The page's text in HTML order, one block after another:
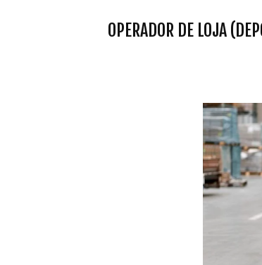
OPERADOR DE LOJA